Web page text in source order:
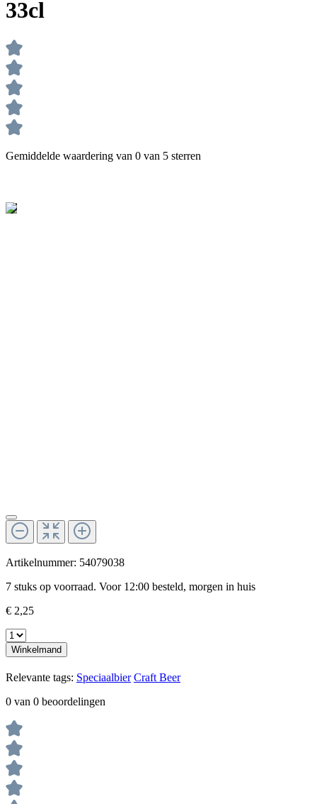
33cl
Gemiddelde waardering van 0 van 5 sterren
Artikelnummer: 54079038
7 stuks op voorraad. Voor 12:00 besteld, morgen in huis
€ 2,25
Winkelmand
Relevante tags: Speciaalbier Craft Beer
0 van 0 beoordelingen